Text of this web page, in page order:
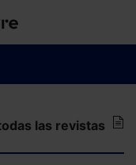
las revistas